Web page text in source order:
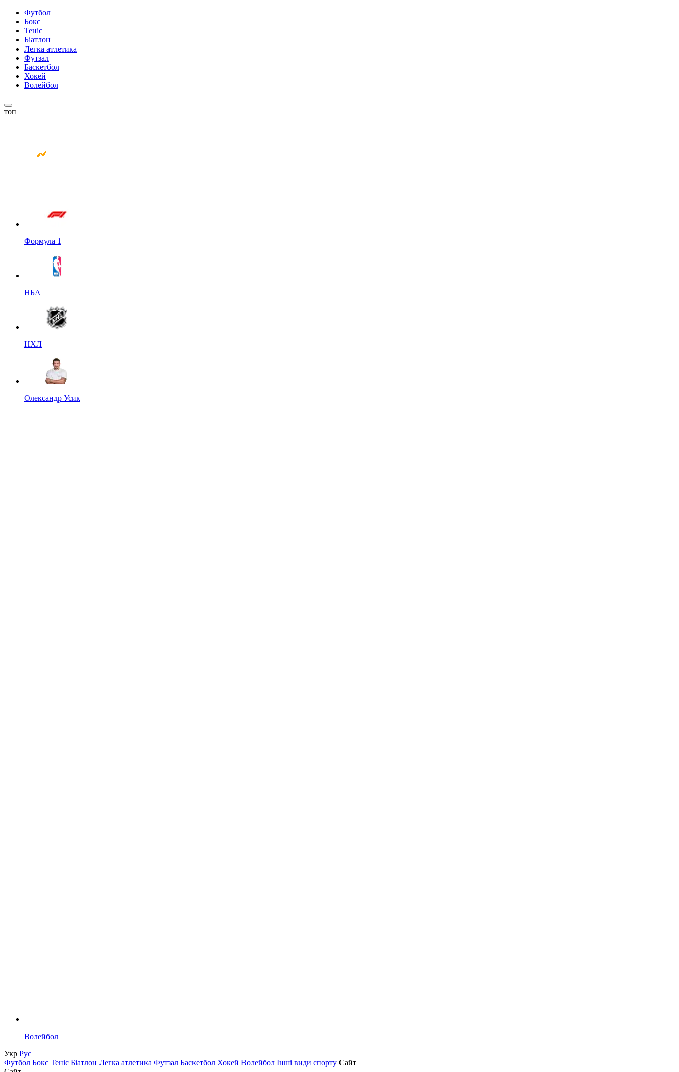
Футбол
Бокс
Теніс
Біатлон
Легка атлетика
Футзал
Баскетбол
Хокей
Волейбол
топ
Формула 1
НБА
НХЛ
Олександр Усик
Волейбол
Укр Рус
Футбол Бокс Теніс Біатлон Легка атлетика Футзал Баскетбол Хокей Волейбол Інші види спорту Сайт